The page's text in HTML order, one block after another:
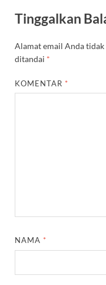
Tinggalkan
Alamat email Anda
ditandai *
KOMENTAR *
NAMA *